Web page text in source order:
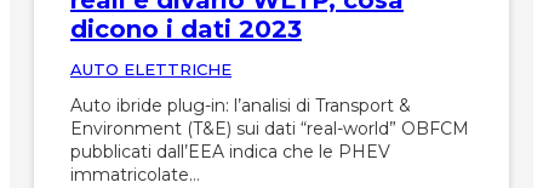
dicono i dati 2023
AUTO ELETTRICHE
Auto ibride plug-in: l’analisi di Transport &
Environment (T&E) sui dati “real-world” OBFCM
pubblicati dall’EEA indica che le PHEV
immatricolate…